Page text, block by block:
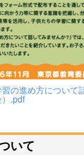
の進め方について
）.pdf
いて